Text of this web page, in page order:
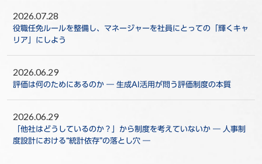
2026.07.28
役職任免ルールを整備し、マネージャーを社員にとっての「輝くキャ
リア」にしよう
2026.06.29
評価は何のためにあるのか ― 生成AI活用が問う評価制度の本質
2026.06.29
「他社はどうしているのか？」から制度を考えていないか ― 人事制
度設計における“統計依存”の落とし穴 ―